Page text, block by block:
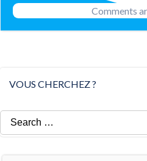
Comments
VOUS CHERCHEZ ?
Search
for: